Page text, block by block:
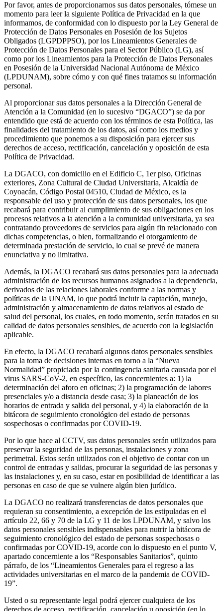
Por favor, antes de proporcionarnos sus datos personales, tómese un
momento para leer la siguiente Política de Privacidad en la que
informamos, de conformidad con lo dispuesto por la Ley General de
Protección de Datos Personales en Posesión de los Sujetos
Obligados (LGPDPPSO), por los Lineamientos Generales de
Protección de Datos Personales para el Sector Público (LG), así
como por los Lineamientos para la Protección de Datos Personales
en Posesión de la Universidad Nacional Autónoma de México
(LPDUNAM), sobre cómo y con qué fines tratamos su información
personal.
Al proporcionar sus datos personales a la Dirección General de
Atención a la Comunidad (en lo sucesivo “DGACO”) se da por
entendido que está de acuerdo con los términos de esta Política, las
finalidades del tratamiento de los datos, así como los medios y
procedimiento que ponemos a su disposición para ejercer sus
derechos de acceso, rectificación, cancelación y oposición de esta
Política de Privacidad.
La DGACO, con domicilio en el Edificio C, 1er piso, Oficinas
exteriores, Zona Cultural de Ciudad Universitaria, Alcaldía de
Coyoacán, Código Postal 04510, Ciudad de México, es la
responsable del uso y protección de sus datos personales, los que
recabará para contribuir al cumplimiento de sus obligaciones en los
procesos relativos a la atención a la comunidad universitaria, ya sea
contratando proveedores de servicios para algún fin relacionado con
dichas competencias, o bien, formalizando el otorgamiento de
determinada prestación de servicio, lo cual se prevé de manera
enunciativa y no limitativa.
Además, la DGACO recabará sus datos personales para la adecuada
administración de los recursos humanos asignados a la dependencia,
derivados de las relaciones laborales conforme a las normas y
políticas de la UNAM, lo que podrá incluir la captación, manejo,
administración y almacenamiento de datos relativos al estado de
salud del personal, los cuales, en todo momento, serán tratados en su
calidad de datos personales sensibles, de acuerdo con la legislación
aplicable.
En efecto, la DGACO recabará algunos datos personales sensibles
para la toma de decisiones internas en torno a la “Nueva
Normalidad” propiciada por la contingencia sanitaria causada por el
virus SARS-CoV-2, en específico, las concernientes a: 1) la
determinación del aforo en oficinas; 2) la programación de labores
presenciales y/o a distancia desde casa; 3) la planeación de los
horarios de entrada y salida del personal, y 4) la elaboración de la
bitácora de seguimiento cronológico del estado de personas
sospechosas o confirmadas por COVID-19.
Por lo que hace al CCTV, sus datos personales serán utilizados para
preservar la seguridad de las personas, instalaciones y zona
perimetral. Estos serán utilizados con el objetivo de contar con un
control de entradas y salidas, procurar la seguridad de las personas y
las instalaciones y, en su caso, estar en posibilidad de identificar a las
personas en caso de que se vulnere algún bien jurídico.
La DGACO no realizará transferencias de datos personales que
requieran su consentimiento, a excepción de las estipuladas en el
artículo 22, 66 y 70 de la LG y 11 de los LPDUNAM, y salvo los
datos personales sensibles indispensables para nutrir la bitácora de
seguimiento cronológico del estado de personas sospechosas o
confirmadas por COVID-19, acorde con lo dispuesto en el punto V,
apartado concerniente a los “Responsables Sanitarios”, quinto
párrafo, de los “Lineamientos Generales para el regreso a las
actividades universitarias en el marco de la pandemia de COVID-
19”.
Usted o su representante legal podrá ejercer cualquiera de los